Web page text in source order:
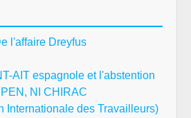
l'affaire Dreyfus
AIT espagnole et l'abstention
NI CHIRAC
Internationale des Travailleurs)